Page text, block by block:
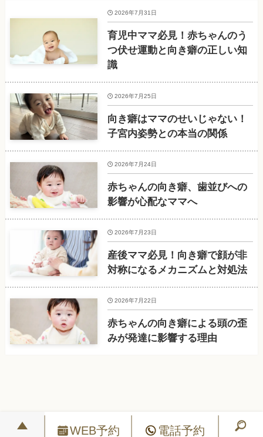
育児中ママ必見！赤ちゃんのう
つ伏せ運動と向き癖の正しい知
識
2026年7月31日
向き癖はママのせいじゃない！
子宮内姿勢との本当の関係
2026年7月25日
赤ちゃんの向き癖、歯並びへの
影響が心配なママへ
2026年7月24日
産後ママ必見！向き癖で顔が非
対称になるメカニズムと対処法
2026年7月23日
赤ちゃんの向き癖による頭の歪
みが発達に影響する理由
2026年7月22日
WEB予約 電話予約